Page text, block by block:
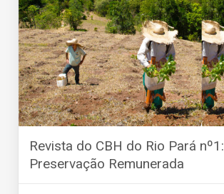
Revista do CBH do Rio Pará nº1:
Preservação Remunerada